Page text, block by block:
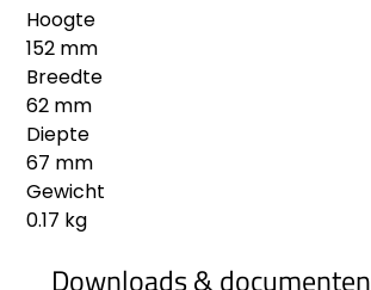
Hoogte
152 mm
Breedte
62 mm
Diepte
67 mm
Gewicht
0.17 kg
Downloads & documenten